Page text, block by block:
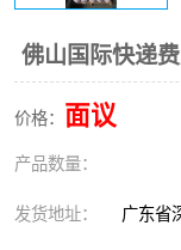
佛山国际快递
价格： 面议
产品数量：
发货地址： 广东省